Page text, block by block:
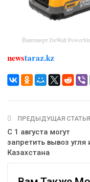
Винтоверт DeWalt
newstaraz.kz
ПРЕДЫДУЩАЯ СТАТЬЯ
С 1 августа могут
запретить вывоз угля
Казахстана